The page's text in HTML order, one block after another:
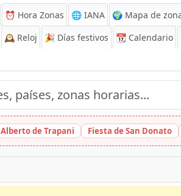
⏰ Hora Zonas 🌐 IANA
🌍 Mapa de
🕰️ Reloj 🎉 Días festivos 📆 Calendario
de Trapani Fiesta de San Donato